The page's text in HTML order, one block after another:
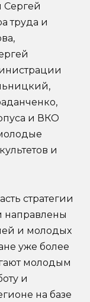
Сергей
труда и
и ВКО
и
стратегии
направлены
и молодых
уже более
молодым
и
на базе